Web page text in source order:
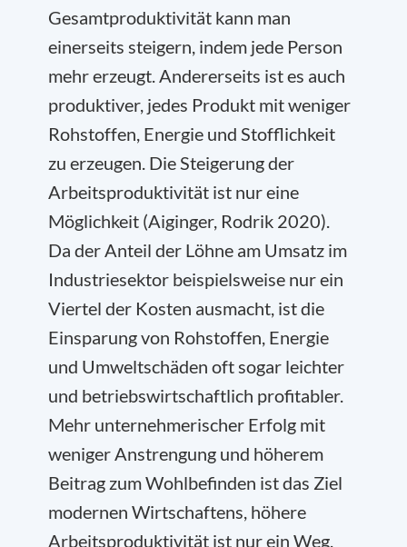
Gesamtproduktivität kann man
einerseits steigern, indem jede Person
mehr erzeugt. Andererseits ist es auch
produktiver, jedes Produkt mit weniger
Rohstoffen, Energie und Stofflichkeit
zu erzeugen. Die Steigerung der
Arbeitsproduktivität ist nur eine
Möglichkeit (Aiginger, Rodrik 2020).
Da der Anteil der Löhne am Umsatz im
Industriesektor beispielsweise nur ein
Viertel der Kosten ausmacht, ist die
Einsparung von Rohstoffen, Energie
und Umweltschäden oft sogar leichter
und betriebswirtschaftlich profitabler.
Mehr unternehmerischer Erfolg mit
weniger Anstrengung und höherem
Beitrag zum Wohlbefinden ist das Ziel
modernen Wirtschaftens, höhere
Arbeitsproduktivität ist nur ein Weg.